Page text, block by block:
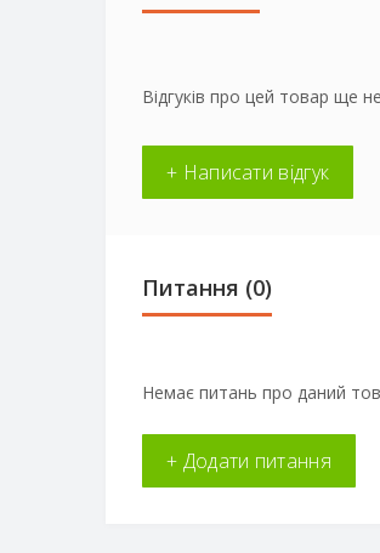
Відгуків про цей товар ще
+ Написати відгук
Питання (0)
Немає питань про даний
+ Додати питання